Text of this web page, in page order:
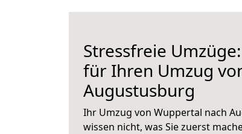
Stressfreie
für Ihren Umzug
Augustusburg
Ihr Umzug von Wuppertal nach
wissen nicht, was Sie zuerst